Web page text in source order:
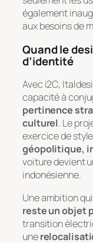
également
aux besoins de
Quand le
d’identité
Avec i2C,
capacité à
pertinence
culturel. Le
exercice de
géopolitique,
voiture devient
indonésienne.
Une ambition
reste un objet
transition
une